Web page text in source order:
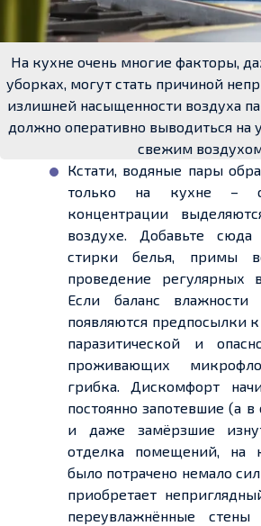
На кухне очень многие факторы,
уборках, могут стать причиной
излишней насыщенности воздуха
должно оперативно выводиться на
свежим
Кстати, водяные пары
только на кухне –
концентрации
воздухе. Добавьте
стирки белья, примы
проведение регулярных
Если баланс влажности
появляются предпосылки
паразитической и
проживающих
грибка. Дискомфорт
постоянно запотевшие (а
и даже замёрзшие
отделка помещений, на
было потрачено немало
приобретает
переувлажнённые